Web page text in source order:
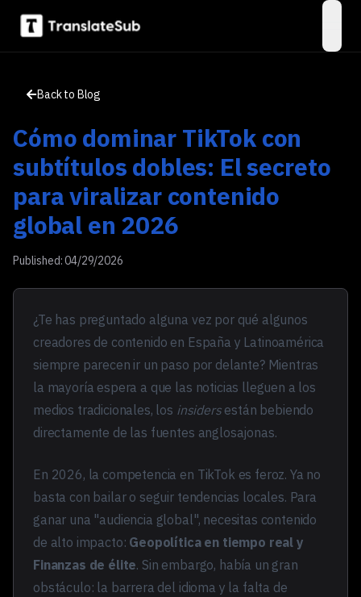
Back to Blog
Cómo dominar TikTok con
subtítulos dobles: El secreto
para viralizar contenido
global en 2026
Published:04/29/2026
¿Te has preguntado alguna vez por qué algunos
creadores de contenido en España y Latinoamérica
siempre parecen ir un paso por delante? Mientras
la mayoría espera a que las noticias lleguen a los
medios tradicionales, los insidersestán bebiendo
directamente de las fuentes anglosajonas.
En 2026, la competencia en TikTok es feroz. Ya no
basta con bailar o seguir tendencias locales. Para
ganar una "audiencia global", necesitas contenido
de alto impacto: Geopolítica en tiempo real y
Finanzas de élite. Sin embargo, había un gran
obstáculo: la barrera del idioma y la falta de